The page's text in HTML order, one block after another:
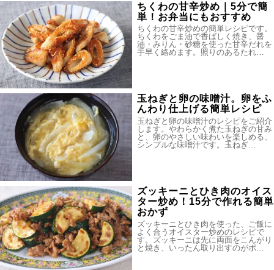
ちくわの甘辛炒め｜5分で簡
単！お弁当にもおすすめ
ちくわの甘辛炒めの簡単レシピです。
ちくわをごま油で香ばしく焼き、醤
油・みりん・砂糖を使った甘辛だれを
手早く絡めます。照りのあるたれ…
玉ねぎと卵の味噌汁。卵をふ
んわり仕上げる簡単レシピ
玉ねぎと卵の味噌汁のレシピをご紹介
します。やわらかく煮た玉ねぎの甘み
と、卵のやさしい味わいを楽しめる、
シンプルな味噌汁です。玉ねぎ…
ズッキーニとひき肉のオイス
ター炒め！15分で作れる簡単
おかず
ズッキーニとひき肉を使った、ご飯に
よく合うオイスター炒めのレシピで
す。ズッキーニは先に両面をこんがり
と焼き、いったん取り出すのがポ…